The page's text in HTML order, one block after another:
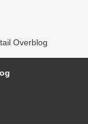
Overblog